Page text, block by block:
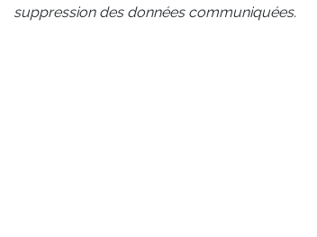
suppression des données communiquées.